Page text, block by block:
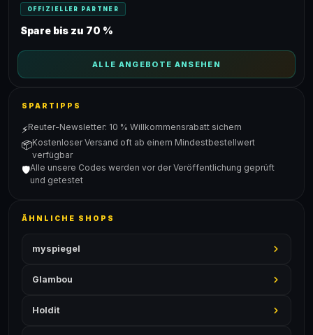
OFFIZIELLER PARTNER
Spare bis zu 70 %
ALLE ANGEBOTE ANSEHEN
SPARTIPPS
⚡Reuter-Newsletter: 10 % Willkommensrabatt sichern
📦Kostenloser Versand oft ab einem Mindestbestellwert
verfügbar
🛡️Alle unsere Codes werden vor der Veröffentlichung geprüft
und getestet
ÄHNLICHE SHOPS
myspiegel
Glambou
Holdit